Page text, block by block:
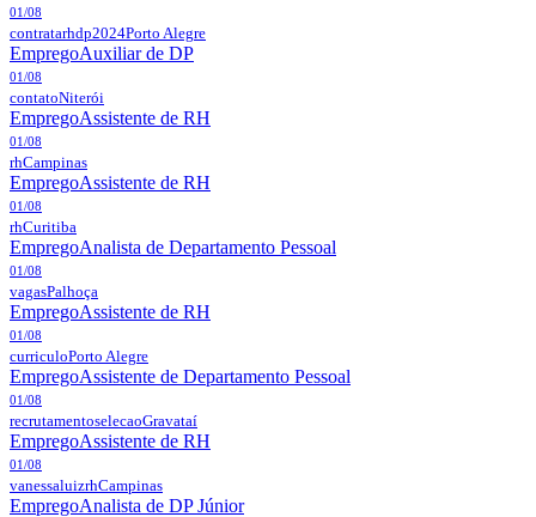
01/08
contratarhdp2024Porto Alegre
EmpregoAuxiliar de DP
01/08
contatoNiterói
EmpregoAssistente de RH
01/08
rhCampinas
EmpregoAssistente de RH
01/08
rhCuritiba
EmpregoAnalista de Departamento Pessoal
01/08
vagasPalhoça
EmpregoAssistente de RH
01/08
curriculoPorto Alegre
EmpregoAssistente de Departamento Pessoal
01/08
recrutamentoselecaoGravataí
EmpregoAssistente de RH
01/08
vanessaluizrhCampinas
EmpregoAnalista de DP Júnior